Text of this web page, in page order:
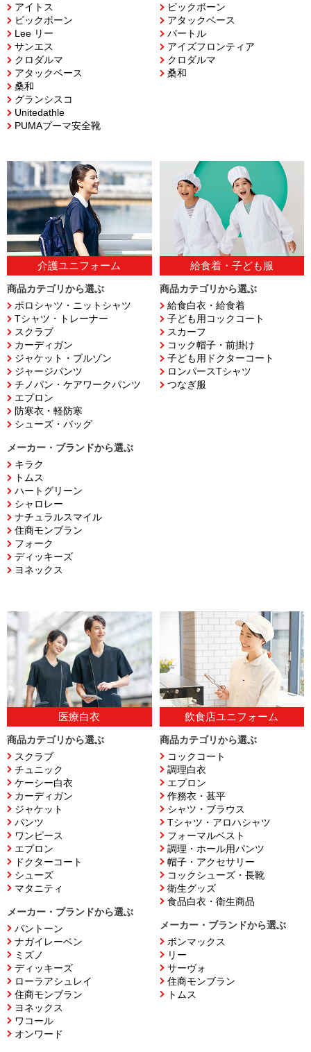
アイトス
ビックボーン
Lee リー
サンエス
クロダルマ
アタックベース
桑和
グランシスコ
Unitedathle
PUMAプーマ安全靴
ビックボーン
アタックベース
バートル
アイズフロンティア
クロダルマ
桑和
介護ユニフォーム
商品カテゴリから選ぶ
ポロシャツ・ニットシャツ
Tシャツ・トレーナー
スクラブ
カーディガン
ジャケット・ブルゾン
ジャージパンツ
チノパン・ケアワークパンツ
エプロン
防寒衣・軽防寒
シューズ・バッグ
メーカー・ブランドから選ぶ
キラク
トムス
ハートグリーン
シャロレー
ナチュラルスマイル
住商モンブラン
フォーク
ディッキーズ
ヨネックス
給食着・子ども服
商品カテゴリから選ぶ
給食白衣・給食着
子ども用コックコート
スカーフ
コック帽子・前掛け
子ども用ドクターコート
ロンパースTシャツ
つなぎ服
医療白衣
商品カテゴリから選ぶ
スクラブ
チュニック
ケーシー白衣
カーディガン
ジャケット
パンツ
ワンピース
エプロン
ドクターコート
シューズ
マタニティ
メーカー・ブランドから選ぶ
パントーン
ナガイレーベン
ミズノ
ディッキーズ
ローラアシュレイ
住商モンブラン
ヨネックス
ワコール
オンワード
飲食店ユニフォーム
商品カテゴリから選ぶ
コックコート
調理白衣
エプロン
作務衣・甚平
シャツ・ブラウス
Tシャツ・アロハシャツ
フォーマルベスト
調理・ホール用パンツ
帽子・アクセサリー
コックシューズ・長靴
衛生グッズ
食品白衣・衛生商品
メーカー・ブランドから選ぶ
ボンマックス
リー
サーヴォ
住商モンブラン
トムス